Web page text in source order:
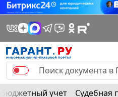
Бюджетный учет Судебная